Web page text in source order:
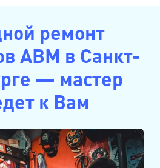
ремонт
ABM в Санкт-
— мастер
к Вам